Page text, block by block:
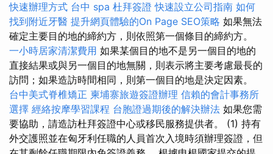
快速辦理方式 台中 spa 杜拜簽證 快速設立公司指南 如何
找到附近牙醫 提升網頁體驗的On Page SEO策略 如果無法
確定主要目的地的締約方，則依照第一個條目的締約方。
一小時居家清潔費用 如果某個目的地不是另一個目的地的
直接結果或與另一個目的地無關，則表示將主要考慮最長的
訪問；如果造訪時間相同，則第一個目的地是決定因素。
台中美式脊椎矯正 柬埔寨旅遊簽證辦理 信賴的會計事務所
選擇 經絡按摩學習課程 台胞證過期後的解決辦法 如果您需
要協助，請造訪杜拜簽證中心或移民服務提供者。 (1) 持有
外交護照並在匈牙利任職的人員首次入境時須辦理簽證，但